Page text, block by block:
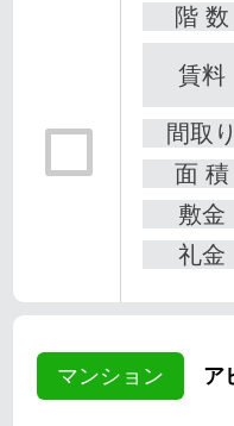
階 数
賃料
間取り
面 積
敷金
礼金
マンション ア